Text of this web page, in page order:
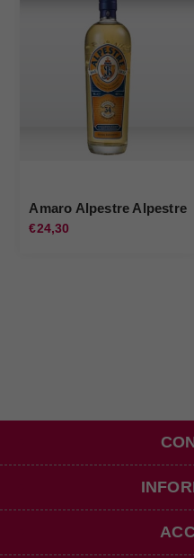
Amaro Alpestre Alpestre
€24,30